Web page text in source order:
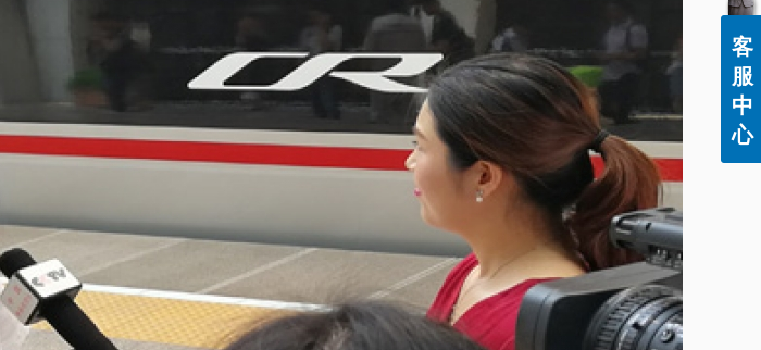
客
服
中
心